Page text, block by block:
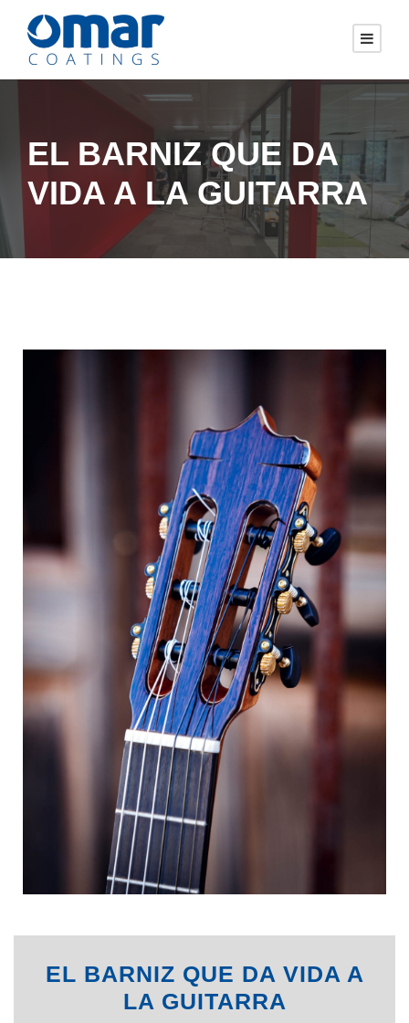
EL BARNIZ QUE DA
VIDA A LA GUITARRA
EL BARNIZ QUE DA VIDA A
LA GUITARRA